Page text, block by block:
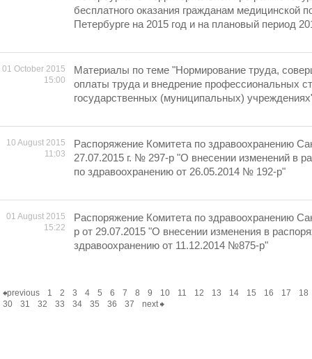
бесплатного оказания гражданам медицинской
Петербурге на 2015 год и на плановый период
01 October 2015
15:00
Материалы по теме "Нормирование труда,
оплаты труда и внедрение профессиональных
государственных (муниципальных)
10 August 2015
11:03
Распоряжение Комитета по здравоохранению
27.07.2015 г. № 297-р "О внесении изменений в
по здравоохранению от 26.05.2014 № 192-р"
01 August 2015
15:22
Распоряжение Комитета по здравоохранению
р от 29.07.2015 "О внесении изменения в
здравоохранению от 11.12.2014 №875-р"
previous 1 2 3 4 5 6 7 8 9 10 11 12 13 14 15 16 17
18
30
31 32 33 34 35 36 37 next